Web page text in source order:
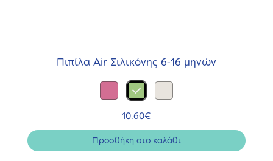
Πιπίλα Air Σιλικόνης 6-16 μηνών
10.60€
Προσθήκη στο καλάθι